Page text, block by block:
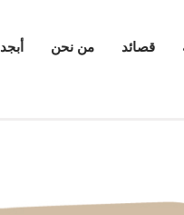
أبجد من نحن قصائد